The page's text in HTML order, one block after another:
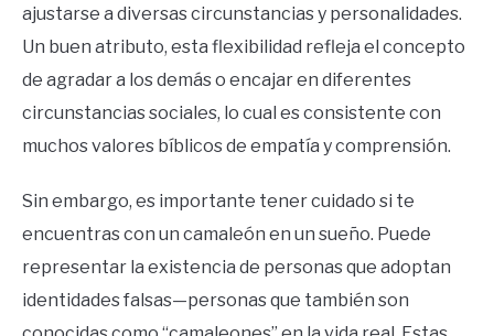
ajustarse a diversas circunstancias y personalidades.
Un buen atributo, esta flexibilidad refleja el concepto
de agradar a los demás o encajar en diferentes
circunstancias sociales, lo cual es consistente con
muchos valores bíblicos de empatía y comprensión.
Sin embargo, es importante tener cuidado si te
encuentras con un camaleón en un sueño. Puede
representar la existencia de personas que adoptan
identidades falsas—personas que también son